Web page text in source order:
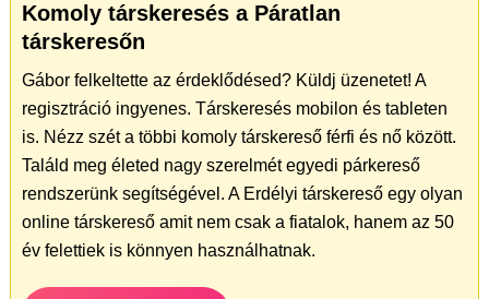
Komoly társkeresés a Páratlan
társkeresőn
Gábor felkeltette az érdeklődésed? Küldj üzenetet! A
regisztráció ingyenes. Társkeresés mobilon és tableten
is. Nézz szét a többi komoly társkereső férfi és nő között.
Találd meg életed nagy szerelmét egyedi párkereső
rendszerünk segítségével. A Erdélyi társkereső egy olyan
online társkereső amit nem csak a fiatalok, hanem az 50
év felettiek is könnyen használhatnak.